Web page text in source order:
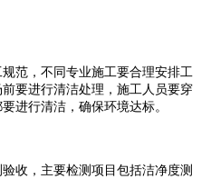
范，不同专业施工要合理安排工
要进行清洁处理，施工人员要穿
进行清洁，确保环境达标。
收，主要检测项目包括洁净度测